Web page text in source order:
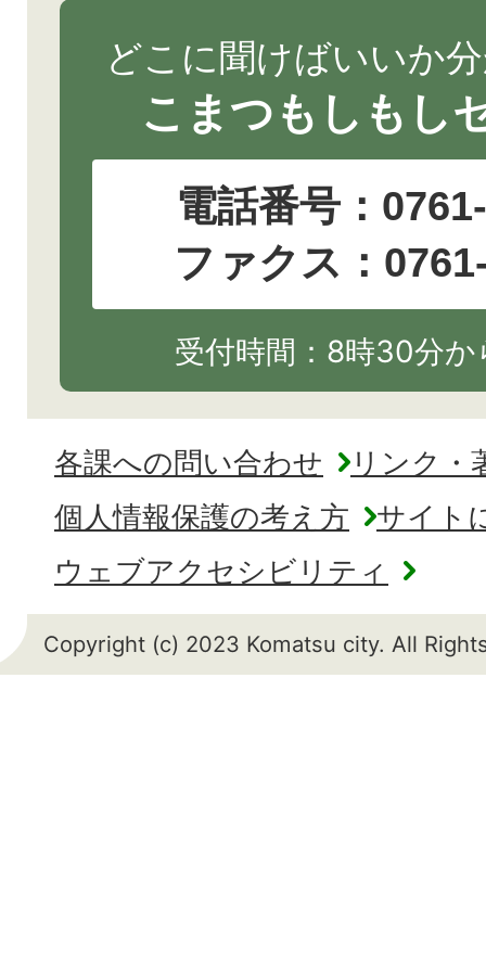
どこに聞けばいいか
こまつもしもし
電話番号：
ファクス：
受付時間：8時30分
各課への問い合わせ
リンク・
個人情報保護の考え方
サイト
ウェブアクセシビリティ
Copyright (c) 2023 Komatsu city. All